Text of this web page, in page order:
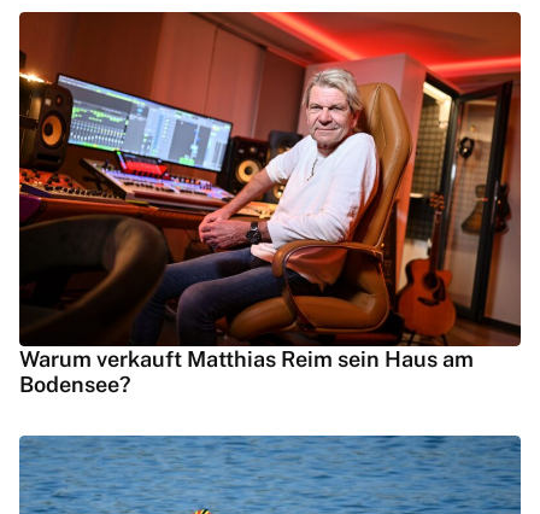
Warum verkauft Matthias Reim sein Haus am
Bodensee?